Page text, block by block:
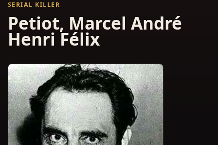
SERIAL KILLER
Petiot, Marcel André
Henri Félix